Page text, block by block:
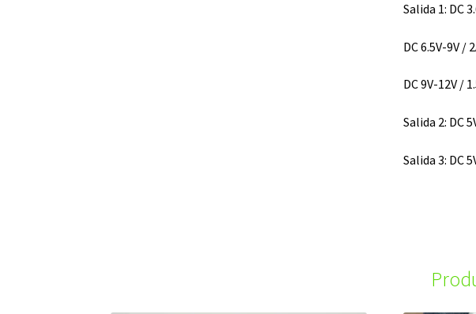
Salida 1: DC
DC 6.5V-9V /
DC 9V-12V /
Salida 2: DC
Salida 3: DC